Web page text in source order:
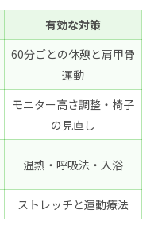
有効な対策
60分ごとの休憩と肩甲骨
運動
モニター高さ調整・椅子
の見直し
温熱・呼吸法・入浴
ストレッチと運動療法